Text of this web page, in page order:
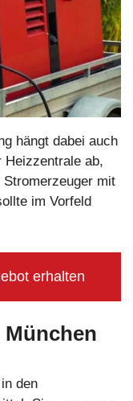
hängt dabei auch
Heizzentrale ab,
mit
im Vorfeld
erhalten
den